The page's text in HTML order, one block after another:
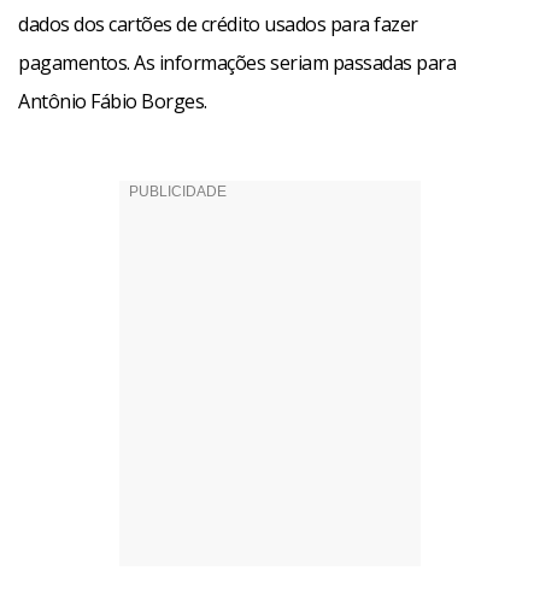
dados dos cartões de crédito usados para fazer
pagamentos. As informações seriam passadas para
Antônio Fábio Borges.